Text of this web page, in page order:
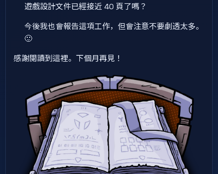
遊戲設計文件已經接近 40 頁了嗎？
今後我也會報告這項工作，但會注意不要劇透太多。
🙂
感謝閱讀到這裡。下個月再見！